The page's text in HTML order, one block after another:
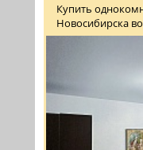
Купить
Новосибирска